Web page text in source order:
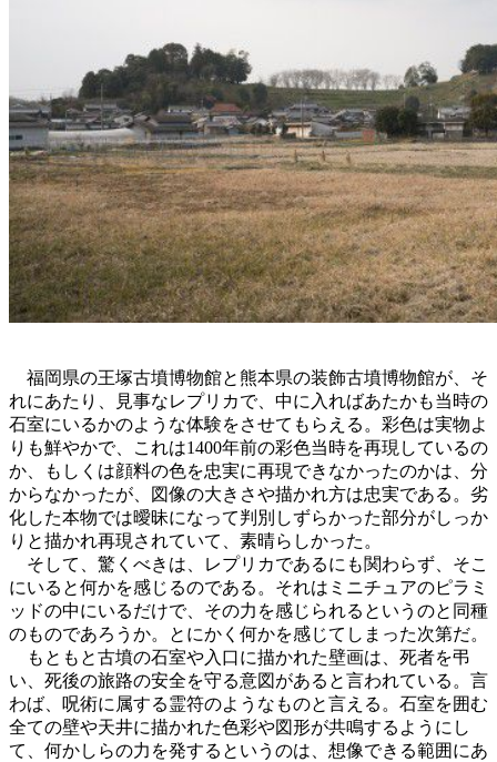
福岡県の王塚古墳博物館と熊本県の装飾古墳博物館が、そ
れにあたり、見事なレプリカで、中に入ればあたかも当時の
石室にいるかのような体験をさせてもらえる。彩色は実物よ
りも鮮やかで、これは1400年前の彩色当時を再現しているの
か、もしくは顔料の色を忠実に再現できなかったのかは、分
からなかったが、図像の大きさや描かれ方は忠実である。劣
化した本物では曖昧になって判別しずらかった部分がしっか
りと描かれ再現されていて、素晴らしかった。
そして、驚くべきは、レプリカであるにも関わらず、そこ
にいると何かを感じるのである。それはミニチュアのピラミ
ッドの中にいるだけで、その力を感じられるというのと同種
のものであろうか。とにかく何かを感じてしまった次第だ。
もともと古墳の石室や入口に描かれた壁画は、死者を弔
い、死後の旅路の安全を守る意図があると言われている。言
わば、呪術に属する霊符のようなものと言える。石室を囲む
全ての壁や天井に描かれた色彩や図形が共鳴するようにし
て、何かしらの力を発するというのは、想像できる範囲にあ